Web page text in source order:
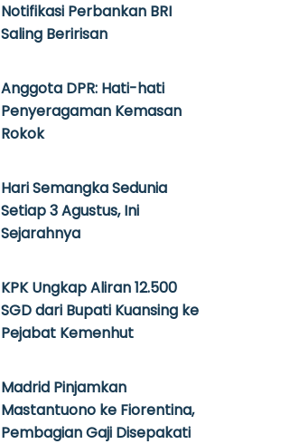
Notifikasi Perbankan BRI
Saling Beririsan
Anggota DPR: Hati-hati
Penyeragaman Kemasan
Rokok
Hari Semangka Sedunia
Setiap 3 Agustus, Ini
Sejarahnya
KPK Ungkap Aliran 12.500
SGD dari Bupati Kuansing ke
Pejabat Kemenhut
Madrid Pinjamkan
Mastantuono ke Fiorentina,
Pembagian Gaji Disepakati